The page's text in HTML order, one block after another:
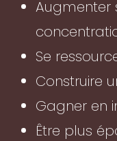
Se
Construire
Gagner en
Être plus